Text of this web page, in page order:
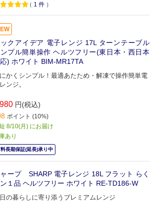
（ 1 件 ）
ックアイデア 電子レンジ 17L ターンテーブル
プル簡単操作 ヘルツフリー(東日本・西日本
) ホワイト BIM-MR17TA
かくシンプル！最適あたため・解凍で操作簡単電
ンジ。
円(税込)
ポイント (10%)
8/10(月) にお届け
あり
長期保証(延長)承り中
ープ SHARP 電子レンジ 18L フラット らく
１品 ヘルツフリー ホワイト RE-TD186-W
の暮らしに寄り添うプレミアムレンジ